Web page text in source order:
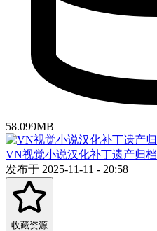
58.099MB
VN视觉小说汉化补丁遗产归档
发布于 2025-11-11 - 20:58
收藏资源